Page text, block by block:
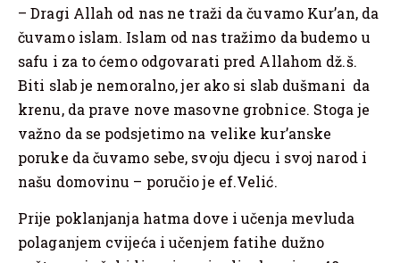
– Dragi Allah od nas ne traži da čuvamo Kur’an, da
čuvamo islam. Islam od nas tražimo da budemo u
safu i za to ćemo odgovarati pred Allahom dž.š.
Biti slab je nemoralno, jer ako si slab dušmani da
krenu, da prave nove masovne grobnice. Stoga je
važno da se podsjetimo na velike kur’anske
poruke da čuvamo sebe, svoju djecu i svoj narod i
našu domovinu – poručio je ef.Velić.
Prije poklanjanja hatma dove i učenja mevluda
polaganjem cvijeća i učenjem fatihe dužno